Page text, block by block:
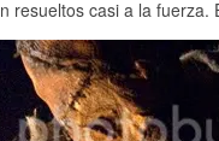
resueltos casi a la fuerza.